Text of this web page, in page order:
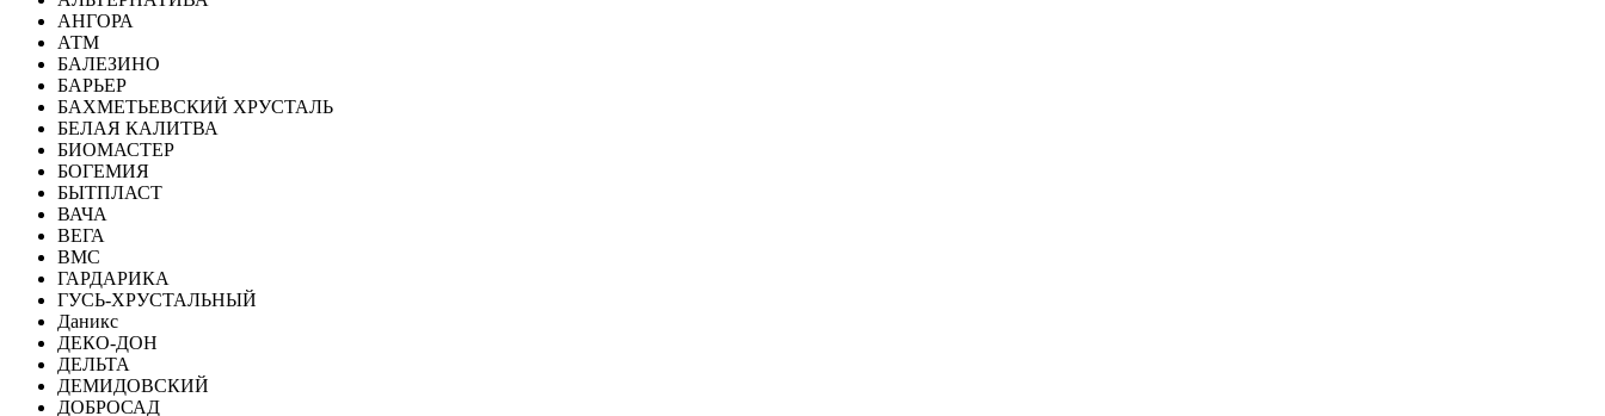
АНГОРА
АТМ
БАЛЕЗИНО
БАРЬЕР
БАХМЕТЬЕВСКИЙ ХРУСТАЛЬ
БЕЛАЯ КАЛИТВА
БИОМАСТЕР
БОГЕМИЯ
БЫТПЛАСТ
ВАЧА
ВЕГА
ВМС
ГАРДАРИКА
ГУСЬ-ХРУСТАЛЬНЫЙ
Даникс
ДЕКО-ДОН
ДЕЛЬТА
ДЕМИДОВСКИЙ
ДОБРОСАД